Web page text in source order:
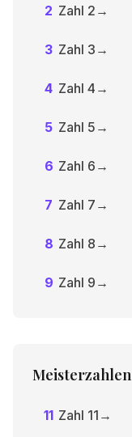
2 Zahl 2 →
3 Zahl 3 →
4 Zahl 4 →
5 Zahl 5 →
6 Zahl 6 →
7 Zahl 7 →
8 Zahl 8 →
9 Zahl 9 →
Meisterzahlen
11 Zahl 11 →